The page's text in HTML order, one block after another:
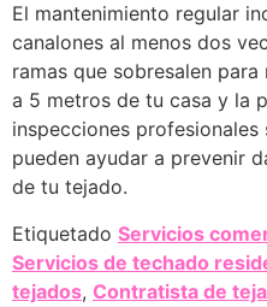
El mantenimiento regular
canalones al menos dos
ramas que sobresalen
a 5 metros de tu casa y la
inspecciones profesionales
pueden ayudar a prevenir
de tu tejado.
Etiquetado Servicios
Servicios de techado
tejados, Contratista de